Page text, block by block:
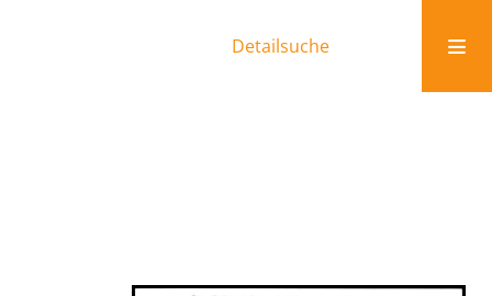
Detailsuche